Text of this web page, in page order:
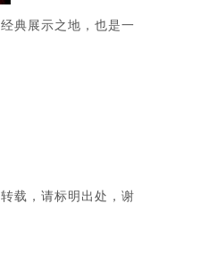
典展示之地，也是一
载，请标明出处，谢